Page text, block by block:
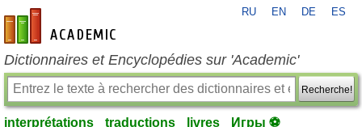
fr-academic.com
RU EN DE ES
Dictionnaires et Encyclopédies sur 'Academic'
Recherche!
interprétations traductions livres Игры ⚽